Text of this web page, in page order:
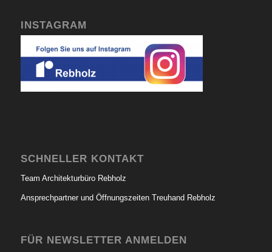
INSTAGRAM
SCHNELLER KONTAKT
Team Architekturbüro Rebholz
Ansprechpartner und Öffnungszeiten Treuhand Rebholz
FÜR NEWSLETTER ANMELDEN